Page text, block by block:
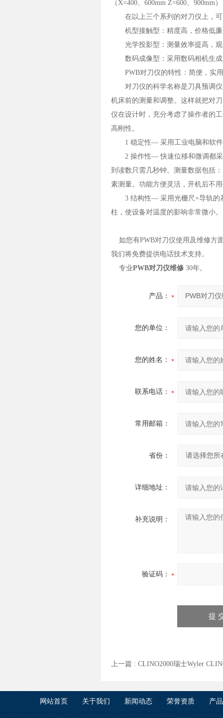
（X=400、600mm Z=600、900mm）
在以上三个系列的对刀仪上，可
机型接触型：精度高，价格低廉
光学投影型：测量效率提高，观
数码成像型：采用数码相机生成
PWB对刀仪的特性：简便，实
对刀仪的科学名称是刀具预调仪
机床前的测量和调整。这样就把对
仪在设计时，充分考虑了操作者的
高刚性。
1 稳定性— 采用工业电脑和软件
2 操作性— 快速位移和微调都采
到读数只需几秒钟。测量数据包括
素测量。功能方便灵活，开机后不
3 结构性— 采用光栅尺+导轨的基
柱，使设备对温度的影响非常微小。
如您有PWB对刀仪使用及维修方
我们将免费提供电话技术支持。
专业PWB对刀仪维修 30年。
产品：
您的单位：
您的姓名：
联系电话：
常用邮箱：
省份：
详细地址：
补充说明：
验证码：
上一篇 : CLINO2000瑞士Wyler
网站首页 关于我们 新闻动态 荣誉资质 产